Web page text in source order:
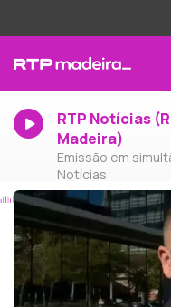
RTP Notícias
Madeira)
Emissão em
Notícias